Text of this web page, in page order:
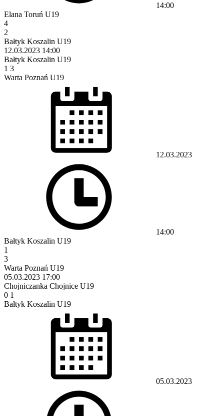
14:00
Elana Toruń U19
4
2
Bałtyk Koszalin U19
12.03.2023 14:00
Bałtyk Koszalin U19
1 3
Warta Poznań U19
12.03.2023
14:00
Bałtyk Koszalin U19
1
3
Warta Poznań U19
05.03.2023 17:00
Chojniczanka Chojnice U19
0 1
Bałtyk Koszalin U19
05.03.2023